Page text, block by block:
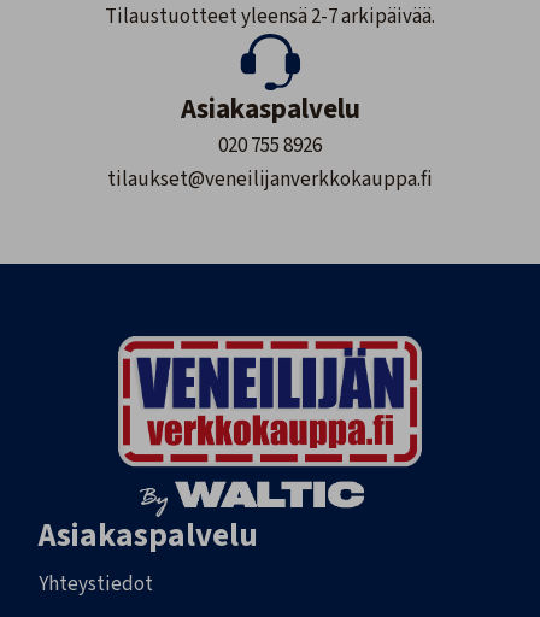
Tilaustuotteet yleensä 2-7 arkipäivää.
Asiakaspalvelu
020 755 8926
tilaukset@veneilijanverkkokauppa.fi
Asiakaspalvelu
Yhteystiedot